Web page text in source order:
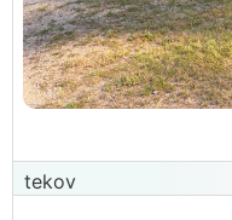
tekov